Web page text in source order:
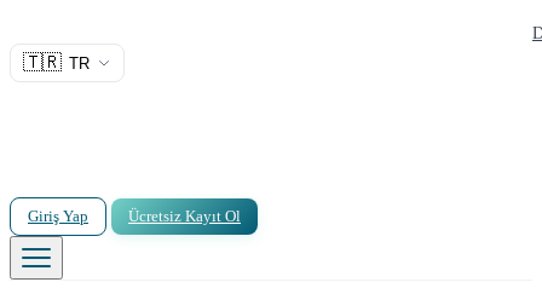
🇹🇷 TR
Giriş Yap Ücretsiz Kayıt Ol